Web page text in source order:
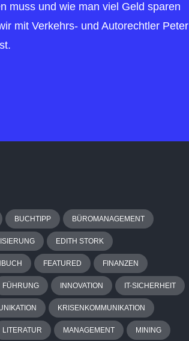
muss und wie man viel Geld sparen
mit Verkehrs- und Autorechtler Peter
BUCHTIPP BÜROMANAGEMENT
EDITH STORK
FEATURED FINANZEN
FÜHRUNG INNOVATION IT-SICHERHEIT
KRISENKOMMUNIKATION
LITERATUR MANAGEMENT MINING